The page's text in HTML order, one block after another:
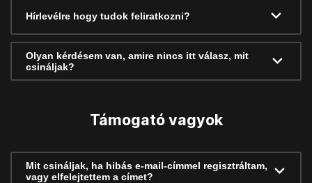
Hírlevélre hogy tudok feliratkozni?
Olyan kérdésem van, amire nincs itt válasz, mit
csináljak?
Támogató vagyok
Mit csináljak, ha hibás e-mail-címmel regisztráltam,
vagy elfelejtettem a címet?